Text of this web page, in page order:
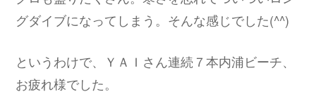
グダイブになってしまう。そんな感じでした(^^)
というわけで、ＹＡＩさん連続７本内浦ビーチ、
お疲れ様でした。